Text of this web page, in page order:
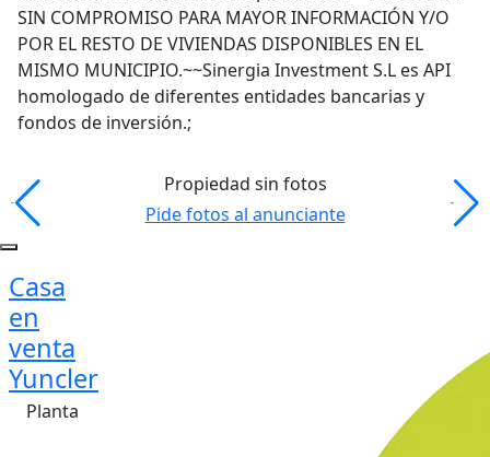
SIN COMPROMISO PARA MAYOR INFORMACIÓN Y/O
POR EL RESTO DE VIVIENDAS DISPONIBLES EN EL
MISMO MUNICIPIO.~~Sinergia Investment S.L es API
homologado de diferentes entidades bancarias y
fondos de inversión.;
Propiedad sin fotos
Pide fotos al anunciante
Casa
en
venta
Yuncler
Planta